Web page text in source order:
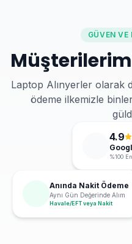
GÜVEN VE
Laptop Alınyerler olarak
ödeme ilkemizle
4.9
%100
Anında Nakit Ödeme
Aynı Gün Değerinde Alım
Havale/EFT veya Nakit